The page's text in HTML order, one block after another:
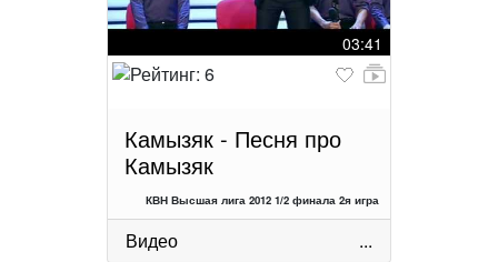
03:41
Камызяк - Песня про
Камызяк
КВН Высшая лига 2012 1/2 финала 2я игра
Видео ...